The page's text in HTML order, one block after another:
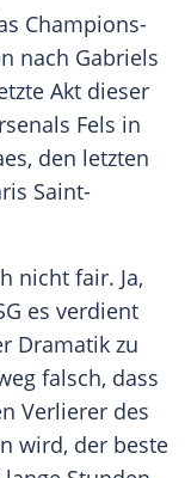
Champions-
nach Gabriels
Akt dieser
Fels in
den letzten
Saint-
nicht fair. Ja,
es verdient
Dramatik zu
falsch, dass
Verlierer des
wird, der beste